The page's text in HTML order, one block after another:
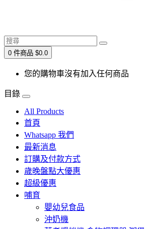
0 件商品 $0.0
您的購物車沒有加入任何商品
目錄
All Products
首頁
Whatsapp 我們
最新消息
訂購及付款方式
歲晚盤點大優惠
超級優惠
哺育
嬰幼兒食品
沖奶機